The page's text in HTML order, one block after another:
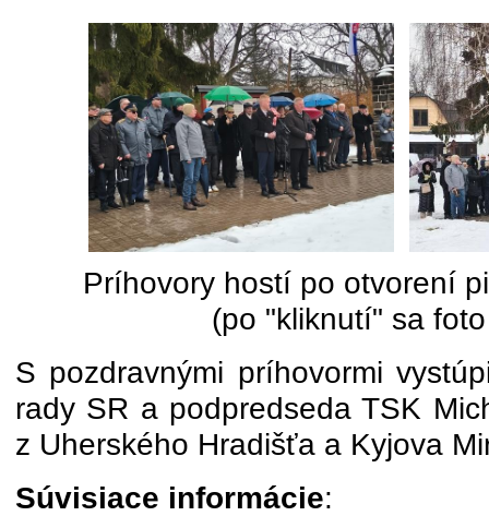
Príhovory hostí po otvorení
(po "kliknutí" sa
S pozdravnými príhovormi
rady SR a podpredseda TSK
z Uherského Hradišťa a Kyjova
Súvisiace informácie: